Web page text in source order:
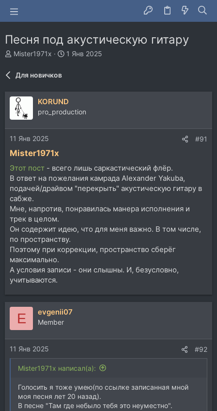
Песня под акустическую гитару
А
о
р
т
е
м
Mister1971x
Д
н
а
ч
1 Янв 2025
Для новичков
KORUND
pro_production
11 Янв 2025 #91
Mister1971x
Этот пост - всего лишь саркастический флёр.
В ответ на пожелания камрада Alexander Yakuba,
подачей/драйвом "перекрыть" акустическую гитару в
сабже.
Мне, напротив, понравилась манера исполнения и
трек в целом.
Он содержит идею, что для меня важно. В том числе,
по пространству.
Поэтому при коррекции, пространство сберёг
максимально.
А условия записи - они слышны. И, безусловно,
учитываются.
E evgenii07
Member
11 Янв 2025 #92
Mister1971x написал(а):
Голосить я тоже умею(по ссылке записанная мной
моя песня лет 20 назад).
В песне "Там где небыло тебя это неуместно".